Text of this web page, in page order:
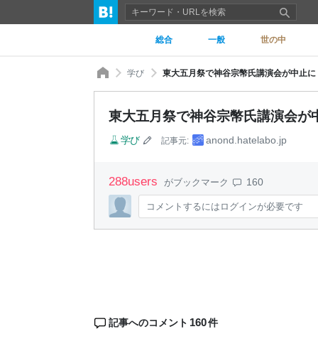
総合 一般 世の中
学び 東大五月祭で神谷宗幣氏講演会が中止に
東大五月祭で神谷宗幣氏講演会が
学び 記事元: anond.hatelabo.jp
288users がブックマーク 160
コメントするにはログインが必要です
記事へのコメント 160件